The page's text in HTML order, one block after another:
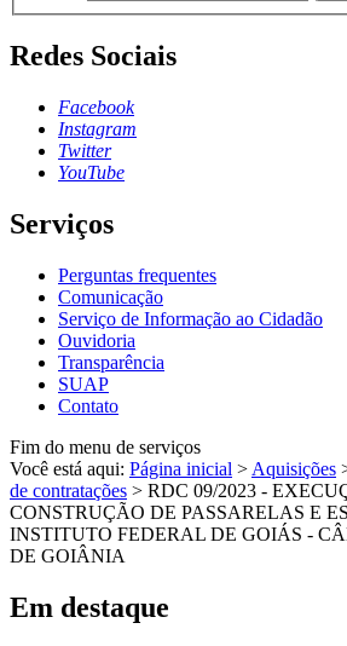
Redes Sociais
Facebook
Instagram
Twitter
YouTube
Serviços
Perguntas frequentes
Comunicação
Serviço de Informação ao Cidadão
Ouvidoria
Transparência
SUAP
Contato
Fim do menu de serviços
Você está aqui: Página inicial > Aquisições
de contratações > RDC 09/2023 -
CONSTRUÇÃO DE PASSARELAS E
INSTITUTO FEDERAL DE GOIÁS -
DE GOIÂNIA
Em destaque